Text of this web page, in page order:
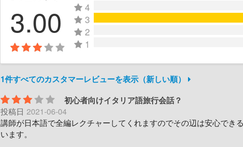
3.00
4
3
2
1
1件すべてのカスタマーレビューを表示（新しい順）
初心者向けイタリア語旅行会話？
投稿日 2021-06-04
講師が日本語で全編レクチャーしてくれますのでその辺は安心でき
います。